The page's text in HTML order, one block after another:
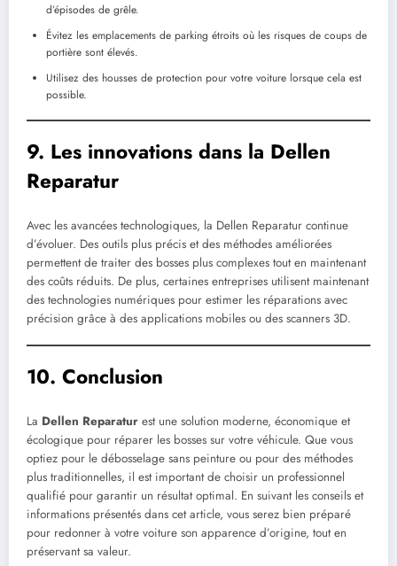
d’épisodes de grêle.
Évitez les emplacements de parking étroits où les risques de coups de
portière sont élevés.
Utilisez des housses de protection pour votre voiture lorsque cela est
possible.
9. Les innovations dans la Dellen
Reparatur
Avec les avancées technologiques, la Dellen Reparatur continue
d’évoluer. Des outils plus précis et des méthodes améliorées
permettent de traiter des bosses plus complexes tout en maintenant
des coûts réduits. De plus, certaines entreprises utilisent maintenant
des technologies numériques pour estimer les réparations avec
précision grâce à des applications mobiles ou des scanners 3D.
10. Conclusion
La Dellen Reparatur est une solution moderne, économique et
écologique pour réparer les bosses sur votre véhicule. Que vous
optiez pour le débosselage sans peinture ou pour des méthodes
plus traditionnelles, il est important de choisir un professionnel
qualifié pour garantir un résultat optimal. En suivant les conseils et
informations présentés dans cet article, vous serez bien préparé
pour redonner à votre voiture son apparence d’origine, tout en
préservant sa valeur.